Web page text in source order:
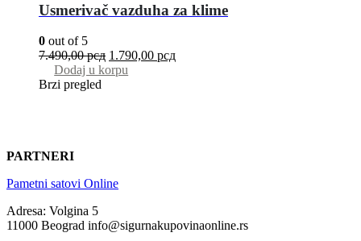
Usmerivač vazduha za klime
0 out of 5
7.490,00рсд 1.790,00 рсд
Dodaj u korpu
Brzi pregled
PARTNERI
Pametni satovi Online
Adresa: Volgina 5
11000 Beograd info@sigurnakupovinaonline.rs